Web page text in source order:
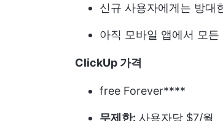
신규 사용자에게는 방대
아직 모바일 앱에서 모
ClickUp 가격
free Forever****
무제한: 사용자당 $7/월